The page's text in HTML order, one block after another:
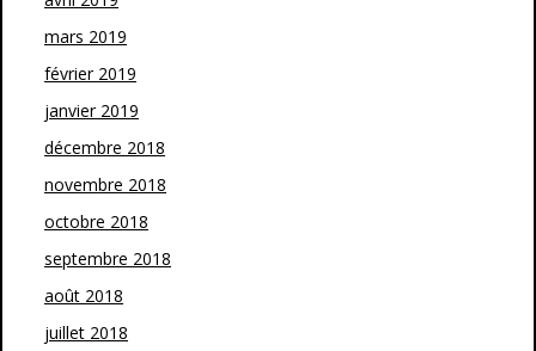
mars 2019
février 2019
janvier 2019
décembre 2018
novembre 2018
octobre 2018
septembre 2018
août 2018
juillet 2018